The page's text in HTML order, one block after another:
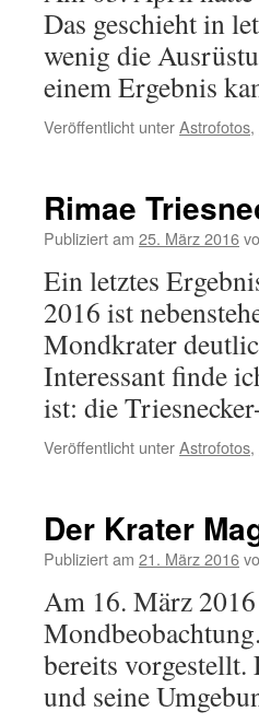
Das geschieht in
wenig die
einem Ergebnis
Veröffentlicht unterAstrofotos,
Rimae
Publiziert am 25. März 2016
Ein letztes
2016 ist
Mondkrater
Interessant finde
ist: die
Veröffentlicht unterAstrofotos,
Der Krater
Publiziert am 21. März 2016
Am 16. März
bereits
und seine